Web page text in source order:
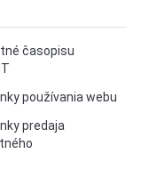
časopisu
používania webu
predaja